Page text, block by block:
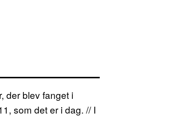
der blev fanget i
som det er i dag. // I